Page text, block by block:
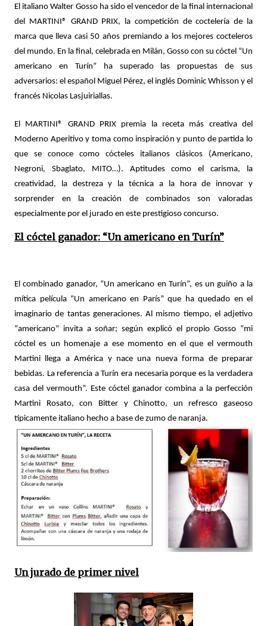
El italiano Walter Gosso ha sido el vencedor de la final internacional
del MARTINI® GRAND PRIX, la competición de coctelería de la
marca que lleva casi 50 años premiando a los mejores cocteleros
del mundo. En la final, celebrada en Milán, Gosso con su cóctel “Un
americano en Turín” ha superado las propuestas de sus
adversarios: el español Miguel Pérez, el inglés Dominic Whisson y el
francés Nicolas Lasjuiriallas.
El MARTINI® GRAND PRIX premia la receta más creativa del
Moderno Aperitivo y toma como inspiración y punto de partida lo
que se conoce como cócteles italianos clásicos (Americano,
Negroni, Sbaglato, MITO…). Aptitudes como el carisma, la
creatividad, la destreza y la técnica a la hora de innovar y
sorprender en la creación de combinados son valoradas
especialmente por el jurado en este prestigioso concurso.
El cóctel ganador: “Un americano en Turín”
El combinado ganador, “Un americano en Turín”, es un guiño a la
mítica película “Un americano en París” que ha quedado en el
imaginario de tantas generaciones. Al mismo tiempo, el adjetivo
“americano” invita a soñar; según explicó el propio Gosso “mi
cóctel es un homenaje a ese momento en el que el vermouth
Martini llega a América y nace una nueva forma de preparar
bebidas. La referencia a Turín era necesaria porque es la verdadera
casa del vermouth”. Este cóctel ganador combina a la perfección
Martini Rosato, con Bitter y Chinotto, un refresco gaseoso
típicamente italiano hecho a base de zumo de naranja.
Un jurado de primer nivel